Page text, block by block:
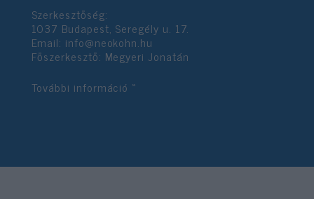
Szerkesztőség:
1037 Budapest, Seregély u. 17.
Email: info@neokohn.hu
Főszerkesztő: Megyeri Jonatán
További információ »